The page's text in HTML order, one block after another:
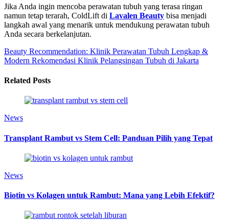
Jika Anda ingin mencoba perawatan tubuh yang terasa ringan
namun tetap terarah, ColdLift di Lavalen Beauty bisa menjadi
langkah awal yang menarik untuk mendukung perawatan tubuh
Anda secara berkelanjutan.
Beauty Recommendation: Klinik Perawatan Tubuh Lengkap &
Modern Rekomendasi Klinik Pelangsingan Tubuh di Jakarta
Related Posts
News
Transplant Rambut vs Stem Cell: Panduan Pilih yang Tepat
News
Biotin vs Kolagen untuk Rambut: Mana yang Lebih Efektif?